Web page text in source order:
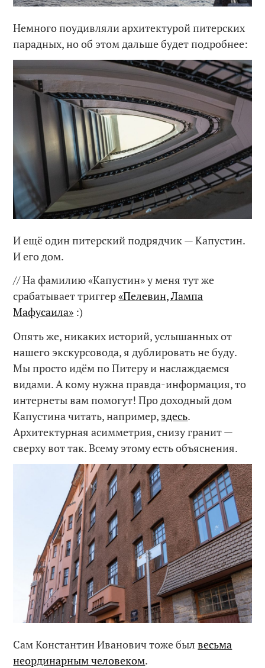
Немного поудивляли архитектурой питерских
парадных, но об этом дальше будет подробнее:
И ещё один питерский подрядчик — Капустин.
И его дом.
// На фамилию «Капустин» у меня тут же
срабатывает триггер«Пелевин, Лампа
Мафусаила» :)
Опять же, никаких историй, услышанных от
нашего экскурсовода, я дублировать не буду.
Мы просто идём по Питеру и наслаждаемся
видами. А кому нужна правда-информация, то
интернеты вам помогут! Про доходный дом
Капустина читать, например, здесь.
Архитектурная асимметрия, снизу гранит —
сверху вот так. Всему этому есть объяснения.
Сам Константин Иванович тоже былвесьма
неординарным человеком.